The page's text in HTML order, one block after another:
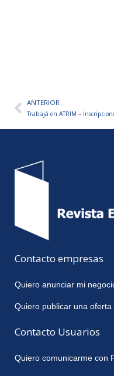
AntANTERIOR
Contacto empresas
Quiero anunciar mi
Quiero publicar una oferta
Contacto Usuarios
Quiero comunicarme con